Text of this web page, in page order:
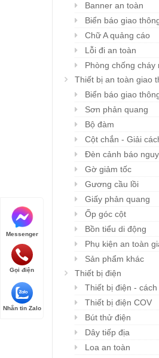
Banner an toàn
Biển báo giao
Chữ A quảng cáo
Lỗi đi an toàn
Phòng chống cháy
Thiết bị an toàn giao
Biển báo giao
Sơn phản quang
Bộ đàm
Cột chắn - Giải
Đèn cảnh báo
Gờ giảm tốc
Gương cầu lồi
Giấy phản quang
Ốp góc cột
Bồn tiểu di động
Phụ kiện an toàn
Sản phẩm khác
Thiết bị điện
Thiết bị điện -
Thiết bị điện COV
Bút thử điện
Dây tiếp địa
Loa an toàn
Messenger
Gọi điện
Nhắn tin Zalo